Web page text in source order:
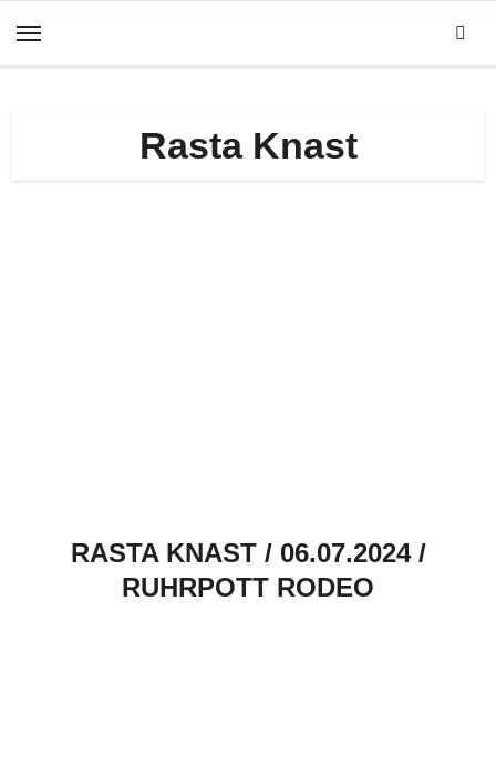
Inhalt
Rasta Knast
RASTA KNAST / 06.07.2024 /
RUHRPOTT RODEO